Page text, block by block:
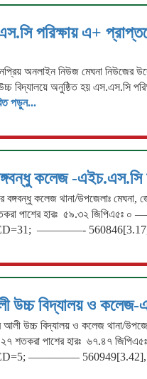
পরিক্ষায় এ+
অনলাইন নিউজ মেঘনা নিউজের
উচ্চ বিদ্যালয়ে অনুষ্ঠিত হয় এস.এস.সি
পড়ুন...
কলেজ -
বঙ্গবন্ধু কলেজ থানা/উপজেলাঃ মেঘনা,
পাশের হারঃ ৫৯.৩২
————-
উচ্চ বিদ্যালয় ও
আলী উচ্চ বিদ্যালয় ও কলেজ থানা/
২৭ শতকরা পাশের হারঃ ৬৭.৪৭
————– 560949[3.42],